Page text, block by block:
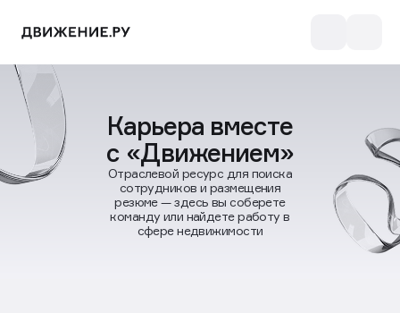
Карьера вместе
с «Движением»
Отраслевой ресурс для поиска
сотрудников и размещения
резюме — здесь вы соберете
команду или найдете работу в
сфере недвижимости